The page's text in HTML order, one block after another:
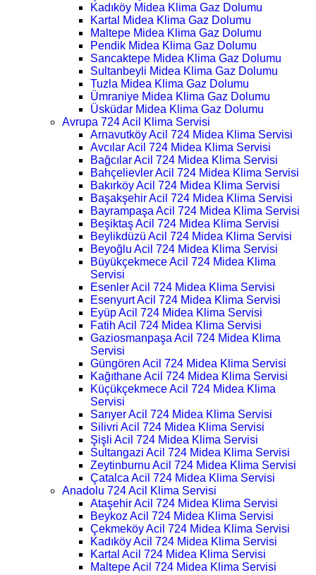
Kadıköy Midea Klima Gaz Dolumu
Kartal Midea Klima Gaz Dolumu
Maltepe Midea Klima Gaz Dolumu
Pendik Midea Klima Gaz Dolumu
Sancaktepe Midea Klima Gaz Dolumu
Sultanbeyli Midea Klima Gaz Dolumu
Tuzla Midea Klima Gaz Dolumu
Ümraniye Midea Klima Gaz Dolumu
Üsküdar Midea Klima Gaz Dolumu
Avrupa 724 Acil Klima Servisi
Arnavutköy Acil 724 Midea Klima Servisi
Avcılar Acil 724 Midea Klima Servisi
Bağcılar Acil 724 Midea Klima Servisi
Bahçelievler Acil 724 Midea Klima Servisi
Bakırköy Acil 724 Midea Klima Servisi
Başakşehir Acil 724 Midea Klima Servisi
Bayrampaşa Acil 724 Midea Klima Servisi
Beşiktaş Acil 724 Midea Klima Servisi
Beylikdüzü Acil 724 Midea Klima Servisi
Beyoğlu Acil 724 Midea Klima Servisi
Büyükçekmece Acil 724 Midea Klima
Servisi
Esenler Acil 724 Midea Klima Servisi
Esenyurt Acil 724 Midea Klima Servisi
Eyüp Acil 724 Midea Klima Servisi
Fatih Acil 724 Midea Klima Servisi
Gaziosmanpaşa Acil 724 Midea Klima
Servisi
Güngören Acil 724 Midea Klima Servisi
Kağıthane Acil 724 Midea Klima Servisi
Küçükçekmece Acil 724 Midea Klima
Servisi
Sarıyer Acil 724 Midea Klima Servisi
Silivri Acil 724 Midea Klima Servisi
Şişli Acil 724 Midea Klima Servisi
Sultangazi Acil 724 Midea Klima Servisi
Zeytinburnu Acil 724 Midea Klima Servisi
Çatalca Acil 724 Midea Klima Servisi
Anadolu 724 Acil Klima Servisi
Ataşehir Acil 724 Midea Klima Servisi
Beykoz Acil 724 Midea Klima Servisi
Çekmeköy Acil 724 Midea Klima Servisi
Kadıköy Acil 724 Midea Klima Servisi
Kartal Acil 724 Midea Klima Servisi
Maltepe Acil 724 Midea Klima Servisi